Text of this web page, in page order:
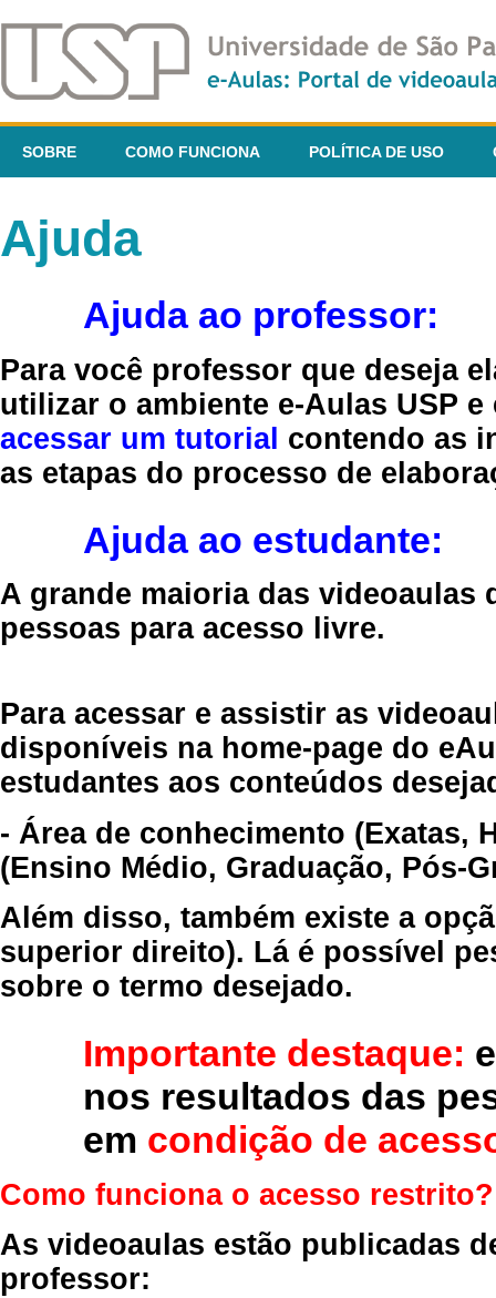
SOBRE COMO FUNCIONA POLÍTICA DE USO
Ajuda
Ajuda ao professor:
Para você professor que deseja
utilizar o ambiente e-Aulas USP
acessar um tutorial contendo as
as etapas do processo de
Ajuda ao estudante:
A grande maioria das videoaulas
pessoas para acesso livre.
Para acessar e assistir as
disponíveis na home-page do
estudantes aos conteúdos
- Área de conhecimento (Exatas,
(Ensino Médio, Graduação, Pós-
Além disso, também existe a
superior direito). Lá é possível
sobre o termo desejado.
Importante destaque:
nos resultados das
em condição de
Como funciona o acesso restrito?
As videoaulas estão publicadas
professor: